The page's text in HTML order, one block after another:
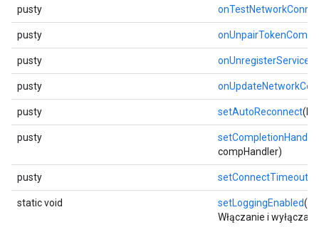
pusty
pusty
pusty
pusty
pusty setAutoReconnect
pusty
setCompletionHandler
compHandler)
pusty setConnectTimeout
static void setLoggingEnabled
Włączanie i